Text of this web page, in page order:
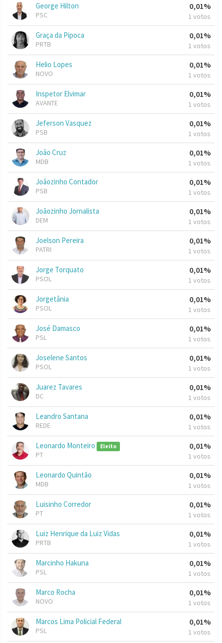
George Hilton
PSC
0,01%
1 votos
Graça da Pipoca
PRTB
0,01%
1 votos
Helio Lopes
NOVO
0,01%
1 votos
Inspetor Elvimar
AVANTE
0,01%
1 votos
Jeferson Vasquez
PSB
0,01%
1 votos
João Cruz
MDB
0,01%
1 votos
Joãozinho Contador
PSB
0,01%
1 votos
Joãozinho Jornalista
DEM
0,01%
1 votos
Joelson Pereira
PATRI
0,01%
1 votos
Jorge Torquato
PSOL
0,01%
1 votos
Jorgetânia
PSOL
0,01%
1 votos
José Damasco
PSL
0,01%
1 votos
Joselene Santos
PSOL
0,01%
1 votos
Juarez Tavares
DC
0,01%
1 votos
Leandro Santana
REDE
0,01%
1 votos
Leonardo Monteiro Eleito
PT
0,01%
1 votos
Leonardo Quintão
MDB
0,01%
1 votos
Luisinho Corredor
PT
0,01%
1 votos
Luiz Henrique da Luiz Vidas
PRTB
0,01%
1 votos
Marcinho Hakuna
PSL
0,01%
1 votos
Marco Rocha
NOVO
0,01%
1 votos
Marcos Lima Policial Federal
PSL
0,01%
1 votos